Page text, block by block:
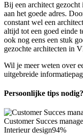
Bij een architect gezocht
aan het goede adres.
constant wel een
altijd tot een goed einde
ook nog eens een stuk
gezochte architecten in
Wil je meer weten over
uitgebreide
Persoonlijke tips nodig?
Customer Succes
Interieur design94%